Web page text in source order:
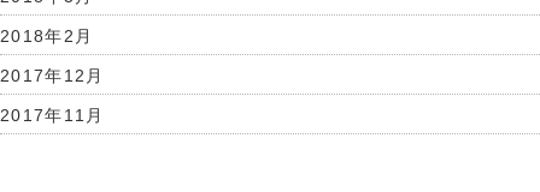
2018年2月
2017年12月
2017年11月